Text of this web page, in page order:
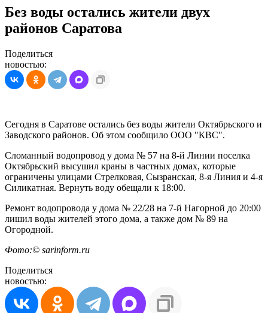
Без воды остались жители двух
районов Саратова
Поделиться
новостью:
Сегодня в Саратове остались без воды жители Октябрьского и
Заводского районов. Об этом сообщило ООО "КВС".
Сломанный водопровод у дома № 57 на 8-й Линии поселка
Октябрьский высушил краны в частных домах, которые
ограничены улицами Стрелковая, Сызранская, 8-я Линия и 4-я
Силикатная. Вернуть воду обещали к 18:00.
Ремонт водопровода у дома № 22/28 на 7-й Нагорной до 20:00
лишил воды жителей этого дома, а также дом № 89 на
Огородной.
Фото:© sarinform.ru
Поделиться
новостью: